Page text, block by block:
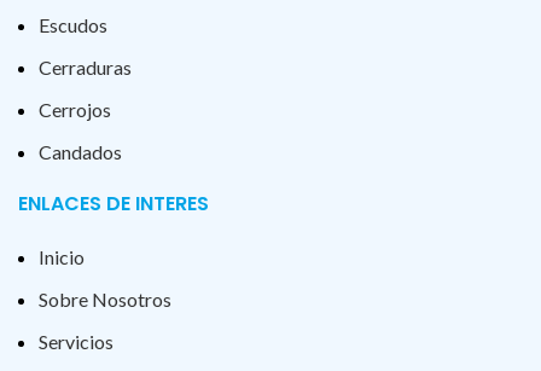
Escudos
Cerraduras
Cerrojos
Candados
ENLACES DE INTERES
Inicio
Sobre Nosotros
Servicios